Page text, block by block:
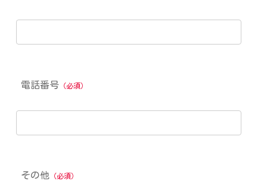
電話番号 （必須）
その他 （必須）